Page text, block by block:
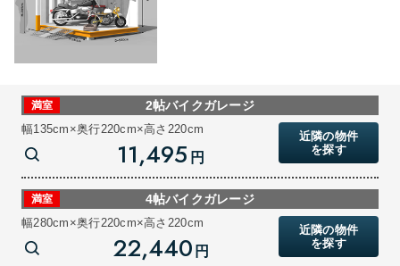
2帖バイクガレージ
幅135cm×奥行220cm×高さ220cm
満室
11,495 円
近隣の物件
を探す
4帖バイクガレージ
幅280cm×奥行220cm×高さ220cm
満室
22,440 円
近隣の物件
を探す